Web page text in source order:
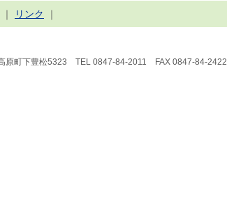
｜ リンク ｜
原町下豊松5323 TEL 0847-84-2011 FAX 0847-84-2422